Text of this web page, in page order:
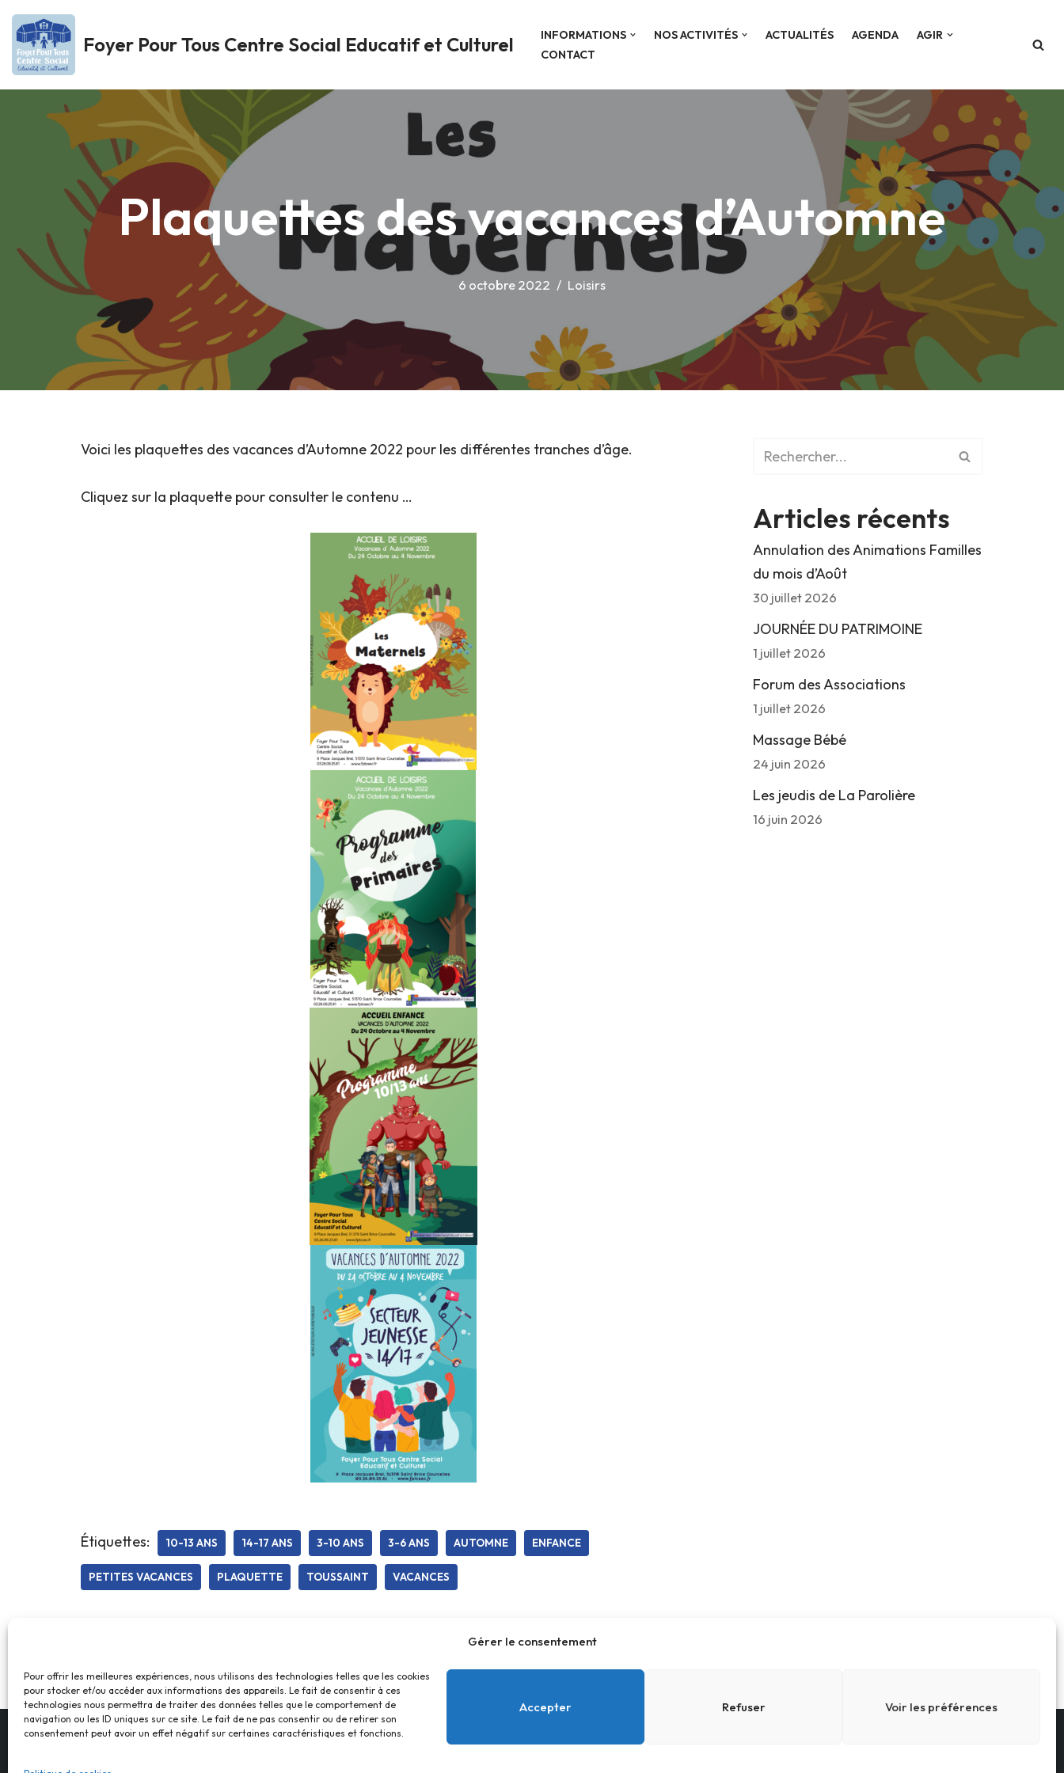
Gérer le consentement
Pour offrir les meilleures expériences, nous utilisons des technologies telles que les cookies
pour stocker et/ou accéder aux informations des appareils. Le fait de consentir à ces
technologies nous permettra de traiter des données telles que le comportement de
navigation ou les ID uniques sur ce site. Le fait de ne pas consentir ou de retirer son
consentement peut avoir un effet négatif sur certaines caractéristiques et fonctions.
Accepter Refuser Voir les préférences
Aller
au
contenu
Foyer Pour Tous Centre Social Educatif et Culturel INFORMATIONS NOS ACTIVITÉS ACTUALITÉS AGENDA
AGIR
CONTACT
Plaquettes des vacances d’Automne
6 octobre 2022 Loisirs
Voici les plaquettes des vacances d’Automne 2022 pour les différentes tranches d’âge.
Cliquez sur la plaquette pour consulter le contenu …
Étiquettes: 10-13 ANS 14-17 ANS 3-10 ANS 3-6 ANS AUTOMNE ENFANCE
PETITES VACANCES PLAQUETTE TOUSSAINT VACANCES
Articles récents
Annulation des Animations Familles
du mois d’Août
30 juillet 2026
JOURNÉE DU PATRIMOINE
1 juillet 2026
Forum des Associations
1 juillet 2026
Massage Bébé
24 juin 2026
Les jeudis de La Parolière
16 juin 2026
Accueil Contact Confidentialité